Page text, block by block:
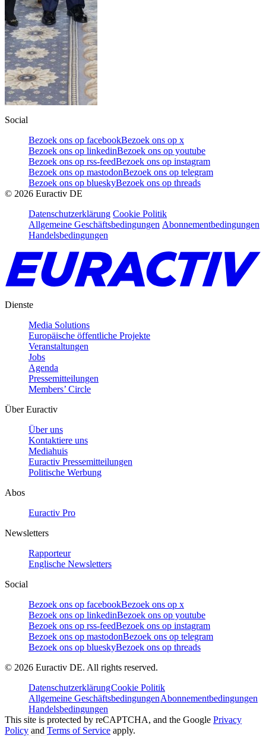
Social
Bezoek ons op facebookBezoek ons op x
Bezoek ons op linkedinBezoek ons op youtube
Bezoek ons op rss-feedBezoek ons op instagram
Bezoek ons op mastodonBezoek ons op telegram
Bezoek ons op blueskyBezoek ons op threads
© 2026 Euractiv DE
Datenschutzerklärung Cookie Politik
Allgemeine Geschäftsbedingungen Abonnementbedingungen
Handelsbedingungen
Dienste
Media Solutions
Europäische öffentliche Projekte
Veranstaltungen
Jobs
Agenda
Pressemitteilungen
Members’ Circle
Über Euractiv
Über uns
Kontaktiere uns
Mediahuis
Euractiv Pressemitteilungen
Politische Werbung
Abos
Euractiv Pro
Newsletters
Rapporteur
Englische Newsletters
Social
Bezoek ons op facebookBezoek ons op x
Bezoek ons op linkedinBezoek ons op youtube
Bezoek ons op rss-feedBezoek ons op instagram
Bezoek ons op mastodonBezoek ons op telegram
Bezoek ons op blueskyBezoek ons op threads
© 2026 Euractiv DE. All rights reserved.
DatenschutzerklärungCookie Politik
Allgemeine GeschäftsbedingungenAbonnementbedingungen
Handelsbedingungen
This site is protected by reCAPTCHA, and the Google Privacy
Policy and Terms of Service apply.